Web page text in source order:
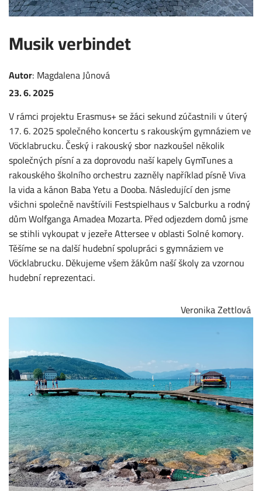
Musik verbindet
Autor: MagdalenaJůnová
23. 6. 2025
V rámci projektu Erasmus+ se žáci sekund zúčastnili v úterý
17. 6. 2025 společného koncertu s rakouským gymnáziem ve
Vöcklabrucku. Český i rakouský sbor nazkoušel několik
společných písní a za doprovodu naší kapely GymTunes a
rakouského školního orchestru zazněly například písně Viva
la vida a kánon Baba Yetu a Dooba. Následující den jsme
všichni společně navštívili Festspielhaus v Salcburku a rodný
dům Wolfganga Amadea Mozarta. Před odjezdem domů jsme
se stihli vykoupat v jezeře Attersee v oblasti Solné komory.
Těšíme se na další hudební spolupráci s gymnáziem ve
Vöcklabrucku. Děkujeme všem žákům naší školy za vzornou
hudební reprezentaci.
Veronika Zettlová